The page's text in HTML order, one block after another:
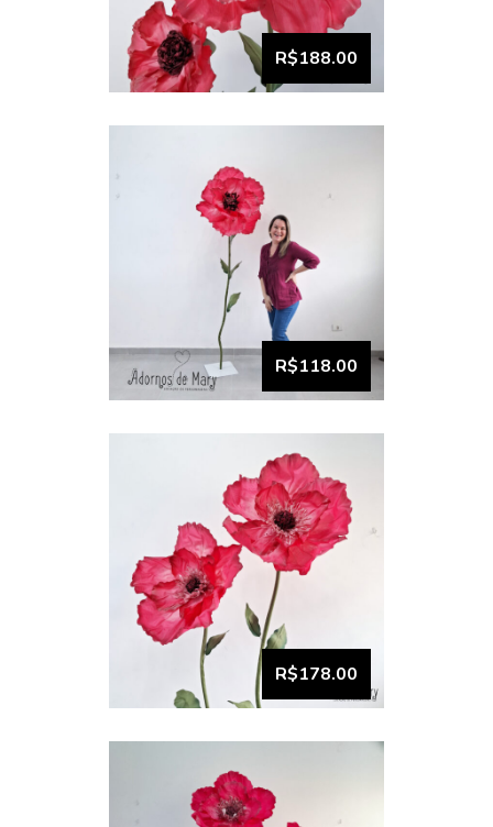
R$188.00
VISUALIZAR
Flor Gigante Unitária Pink
Cereja com Luz (4)
R$118.00
VISUALIZAR
Dupla Flor Gigante Pink
Cereja (3)
R$178.00
Dupla Flor Gigante Pink
Cereja (2)